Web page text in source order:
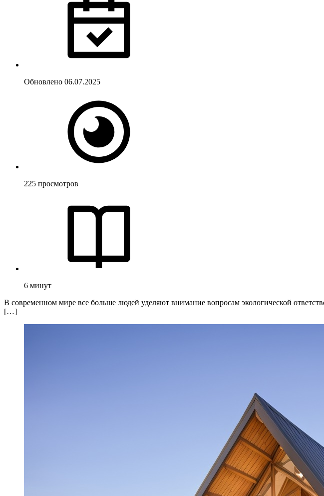
Обновлено 06.07.2025
225 просмотров
6 минут
В современном мире все больше людей уделяют внимание вопросам экологической
[…]